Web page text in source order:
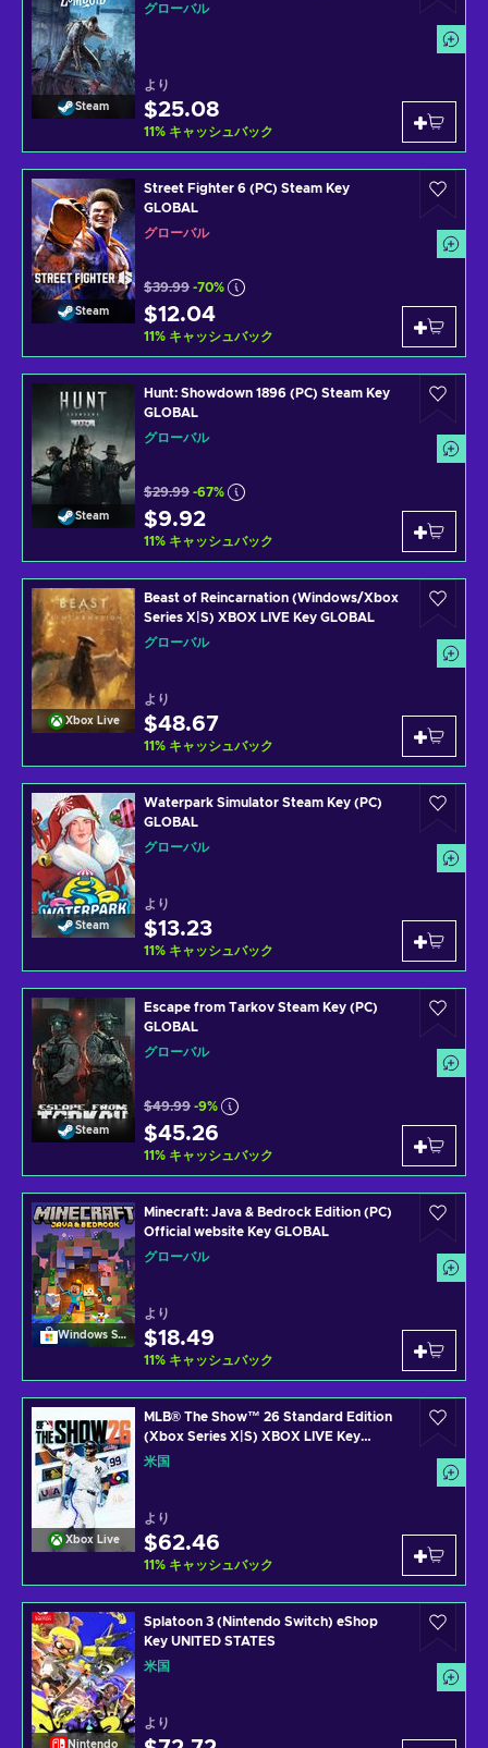
Steam
グローバル
より
$25.08
11% キャッシュバック
Steam
Street Fighter 6 (PC) Steam Key
GLOBAL
グローバル
$39.99 -70%
$12.04
11% キャッシュバック
Steam
Hunt: Showdown 1896 (PC) Steam Key
GLOBAL
グローバル
$29.99 -67%
$9.92
11% キャッシュバック
Xbox Live
Beast of Reincarnation (Windows/Xbox
Series X|S) XBOX LIVE Key GLOBAL
グローバル
より
$48.67
11% キャッシュバック
Steam
Waterpark Simulator Steam Key (PC)
GLOBAL
グローバル
より
$13.23
11% キャッシュバック
Steam
Escape from Tarkov Steam Key (PC)
GLOBAL
グローバル
$49.99 -9%
$45.26
11% キャッシュバック
Windows Store
Minecraft: Java & Bedrock Edition (PC)
Official website Key GLOBAL
グローバル
より
$18.49
11% キャッシュバック
Xbox Live
MLB® The Show™ 26 Standard Edition
(Xbox Series X|S) XBOX LIVE Key
UNITED STATES
米国
より
$62.46
11% キャッシュバック
Nintendo
Splatoon 3 (Nintendo Switch) eShop
Key UNITED STATES
米国
より